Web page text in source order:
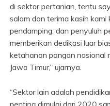
di sektor pertanian, tentu
salam dan terima kasih kami
pendamping, dan penyuluh
memberikan dedikasi luar
ketahanan pangan nasional
Jawa Timur,” ujarnya.
“Sektor lain adalah